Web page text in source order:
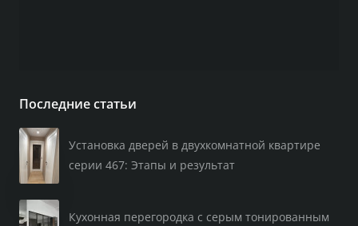
Последние статьи
Установка дверей в двухкомнатной квартире
серии 467: Этапы и результат
Кухонная перегородка с серым тонированным